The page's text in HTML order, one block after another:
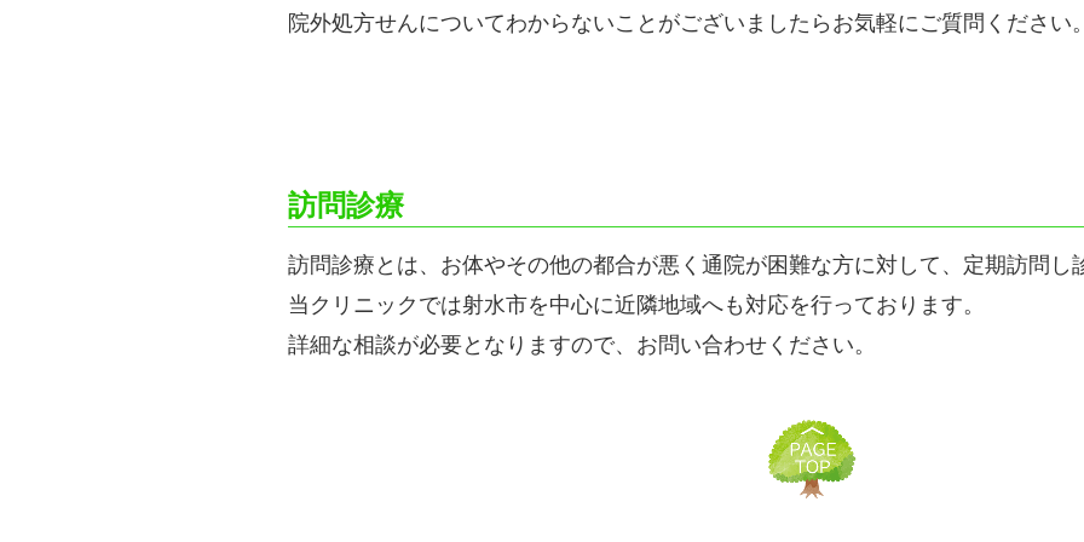
院外処方せんについてわからないことがございましたらお気軽にご質問ください。
訪問診療
訪問診療とは、お体やその他の都合が悪く通院が困難な方に対して、定期訪問し
当クリニックでは射水市を中心に近隣地域へも対応を行っております。
詳細な相談が必要となりますので、お問い合わせください。